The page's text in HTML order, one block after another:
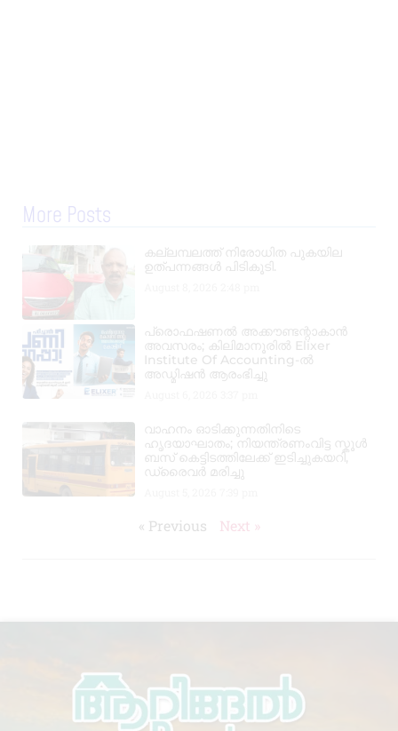
More Posts
കല്ലമ്പലത്ത് നിരോധിത പുകയില
ഉത്പന്നങ്ങൾ പിടികൂടി.
പ്രൊഫഷണൽ അക്കൗണ്ടന്റാകാൻ
അവസരം; കിലിമാനൂരിൽ Elixer
Institute Of Accounting-ൽ
അഡ്മിഷൻ ആരംഭിച്ചു
വാഹനം ഓടിക്കുന്നതിനിടെ
ഹൃദയാഘാതം; നിയന്ത്രണംവിട്ട സ്കൂൾ
ബസ് കെട്ടിടത്തിലേക്ക് ഇടിച്ചുകയറി,
ഡ്രൈവർ മരിച്ചു
« Previous Next »